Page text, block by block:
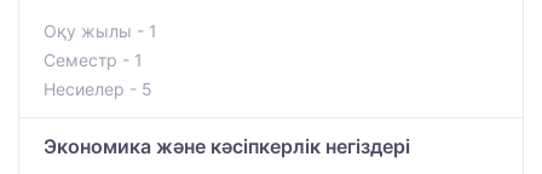
Оқу жылы - 1
Семестр - 1
Несиелер - 5
Экономика және кәсіпкерлік негіздері